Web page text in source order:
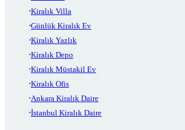
Kiralık Villa
Günlük Kiralık Ev
Kiralık Yazlık
Kiralık Depo
Kiralık Müstakil Ev
Kiralık Ofis
Ankara Kiralık Daire
İstanbul Kiralık Daire